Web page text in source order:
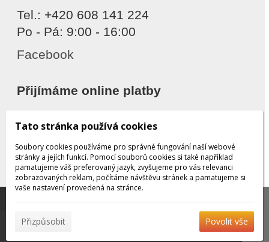
Tel.: +420 608 141 224
Po - Pá: 9:00 - 16:00
Facebook
Přijímáme online platby
Děkujeme za důvěru
© 2026 WEXBO | |Přihlásit
pomáhají poskytovat služby. Používáním našich služeb
vyjadřujete souhlas s používáním souborů cookies.Více
✖
Tato stránka používá cookies
Soubory cookies používáme pro správné fungování naší webové
stránky a jejích funkcí. Pomocí souborů cookies si také například
pamatujeme váš preferovaný jazyk, zvyšujeme pro vás relevanci
zobrazovaných reklam, počítáme návštěvu stránek a pamatujeme si
vaše nastavení provedená na stránce.
Přizpůsobit Povolit vše